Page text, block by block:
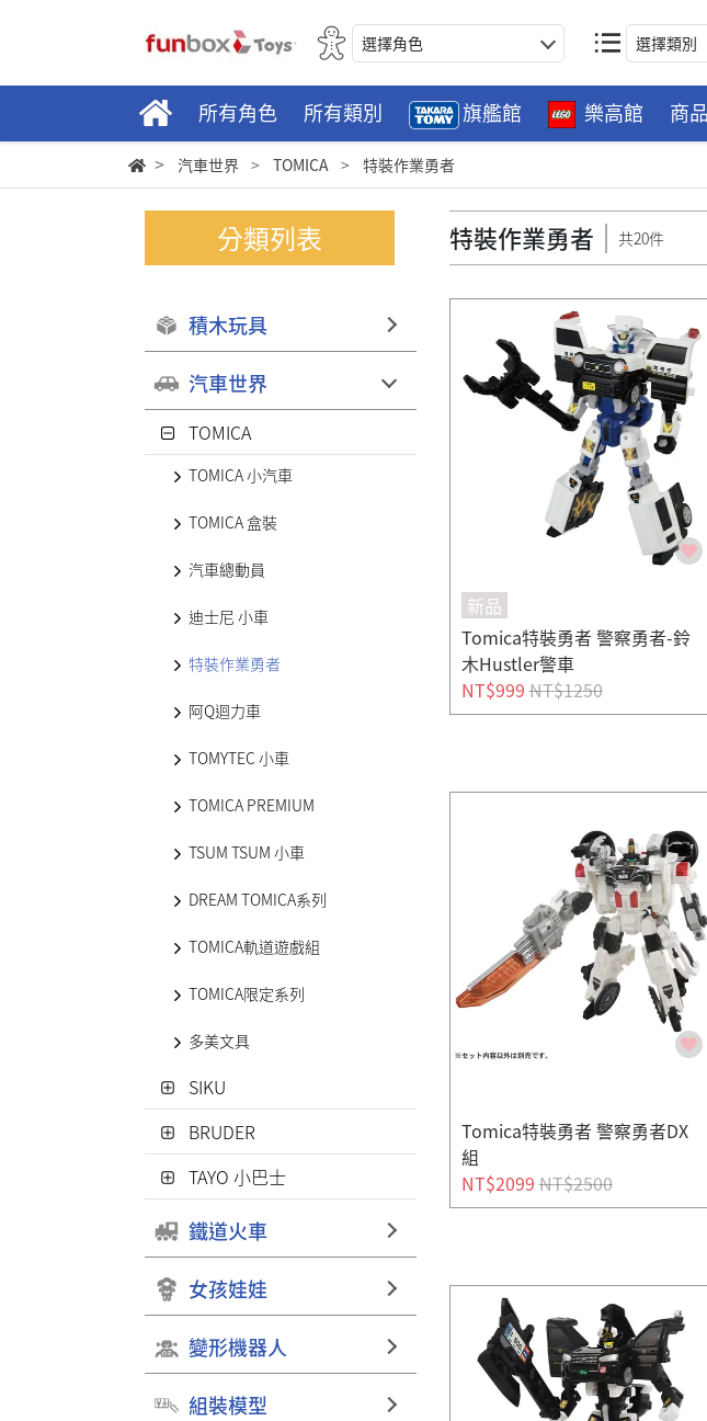
選擇角色 選擇類別
所有角色 所有類別 旗艦館 樂高館 商
汽車世界 TOMICA 特裝作業勇者
分類列表
積木玩具
汽車世界
TOMICA
TOMICA 小汽車
TOMICA 盒裝
汽車總動員
迪士尼 小車
特裝作業勇者
阿Q迴力車
TOMYTEC 小車
TOMICA PREMIUM
TSUM TSUM 小車
DREAM TOMICA系列
TOMICA軌道遊戲組
TOMICA限定系列
多美文具
SIKU
BRUDER
TAYO 小巴士
鐵道火車
女孩娃娃
變形機器人
組裝模型
特裝作業勇者 共20件
新品
Tomica特裝勇者 警察勇者-鈴
木Hustler警車
NT$999NT$1250
Tomica特裝勇者 警察勇者DX
組
NT$2099NT$2500